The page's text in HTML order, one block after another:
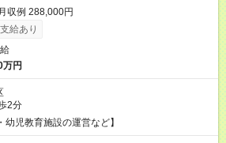
例 288,000円
給あり
円
2分
幼児教育施設の運営など】